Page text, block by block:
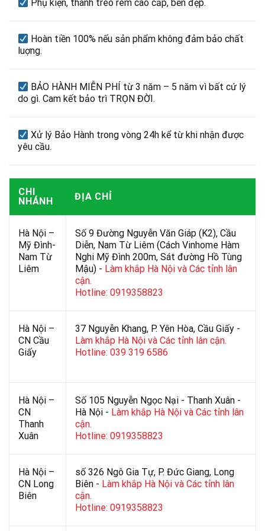
Phụ kiện, thanh treo rèm cao cấp, bền đẹp.
Hoàn tiền 100% nếu sản phẩm không đảm bảo chất
luợng.
BẢO HÀNH MIỄN PHÍ từ 3 năm – 5 năm vì bất cứ lý
do gì. Cam kết bảo trì TRỌN ĐỜI.
Xử lý Bảo Hành trong vòng 24h kể từ khi nhận được
yêu cầu.
CHI
NHÁNH
ĐỊA CHỈ
Hà Nội –
Mỹ Đình-
Nam Từ
Liêm
Số 9 Đường Nguyễn Văn Giáp (K2), Cầu
Diễn, Nam Từ Liêm (Cách Vinhome Hàm
Nghi Mỹ Đình 200m, Sát đường Hồ Tùng
Mậu) - Làm khắp Hà Nội và Các tỉnh lân
cận.
Hotline: 0919358823
Hà Nội –
CN Cầu
Giấy
37 Nguyễn Khang, P. Yên Hòa, Cầu Giấy -
Làm khắp Hà Nội và Các tỉnh lân cận.
Hotline: 039 319 6586
Hà Nội –
CN
Thanh
Xuân
Số 105 Nguyễn Ngọc Nại - Thanh Xuân -
Hà Nội - Làm khắp Hà Nội và Các tỉnh lân
cận.
Hotline: 0919358823
Hà Nội –
CN Long
Biên
số 326 Ngô Gia Tự, P. Đức Giang, Long
Biên - Làm khắp Hà Nội và Các tỉnh lân
cận.
Hotline: 0919358823